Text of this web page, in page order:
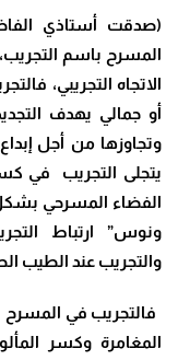
(صدقت أستاذي
المسرح باسم
الاتجاه التجريبي،
أو جمالي يهدف
وتجاوزها من أجل
يتجلى التجريب في
الفضاء المسرحي
ونوس” ارتباط
والتجريب عند الطيب
فالتجريب في
المغامرة وكسر